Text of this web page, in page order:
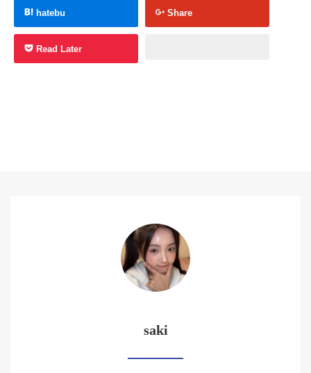
hatebu Share
Read Later
saki